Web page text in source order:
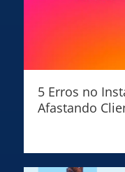
5 Erros no
Afastando